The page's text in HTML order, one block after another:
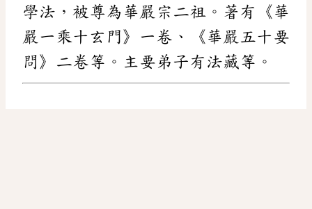
學法，被尊為華嚴宗二祖。著有《華
嚴一乘十玄門》一卷、《華嚴五十要
問》二卷等。主要弟子有法藏等。